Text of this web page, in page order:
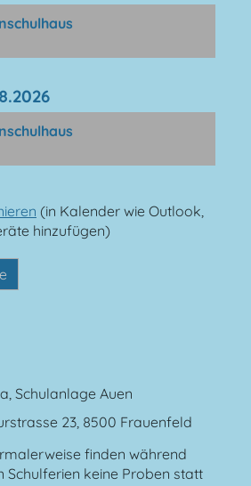
(in Kalender wie Outlook,
hinzufügen)
Schulanlage Auen
23, 8500 Frauenfeld
finden während
Schulferien keine Proben statt